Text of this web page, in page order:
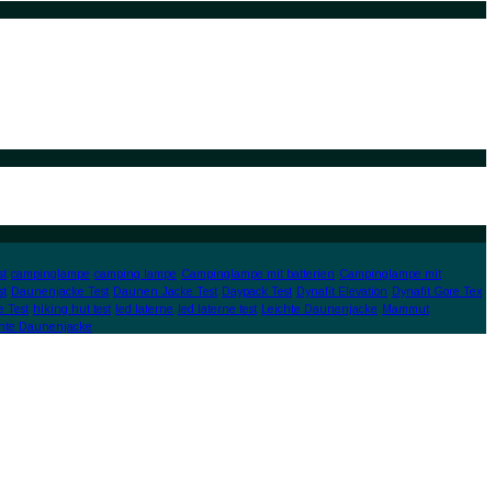
campinglampe camping lampe Campinglampe mit batterien Campinglampe mit
Daunenjacke Test Daunen Jacke Test Daypack Test Dynafit Elevation Dynafit Gore Tex
Test hiking hut test led laterne led laterne test Leichte Daunenjacke Mammut
Daunenjacke